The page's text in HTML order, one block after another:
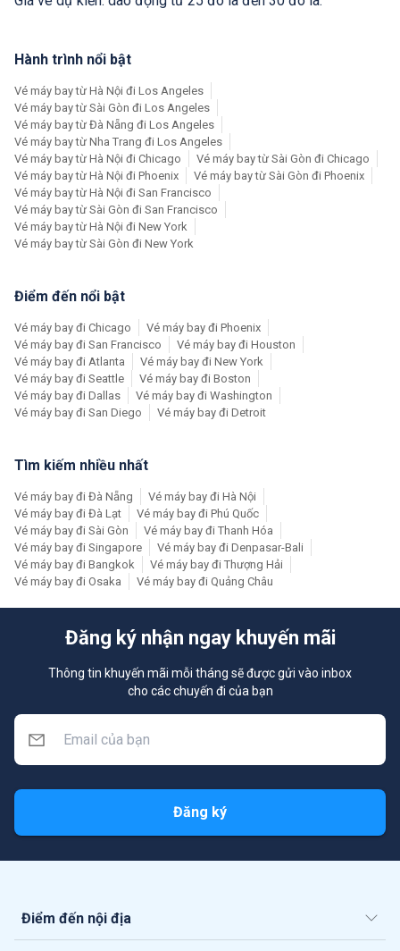
Hành trình nổi bật
Vé máy bay từ Hà Nội đi Los Angeles
Vé máy bay từ Sài Gòn đi Los Angeles
Vé máy bay từ Đà Nẵng đi Los Angeles
Vé máy bay từ Nha Trang đi Los Angeles
Vé máy bay từ Hà Nội đi Chicago
Vé máy bay từ Sài Gòn đi Chicago
Vé máy bay từ Hà Nội đi Phoenix
Vé máy bay từ Sài Gòn đi Phoenix
Vé máy bay từ Hà Nội đi San Francisco
Vé máy bay từ Sài Gòn đi San Francisco
Vé máy bay từ Hà Nội đi New York
Vé máy bay từ Sài Gòn đi New York
Điểm đến nổi bật
Vé máy bay đi Chicago
Vé máy bay đi Phoenix
Vé máy bay đi San Francisco
Vé máy bay đi Houston
Vé máy bay đi Atlanta
Vé máy bay đi New York
Vé máy bay đi Seattle
Vé máy bay đi Boston
Vé máy bay đi Dallas
Vé máy bay đi Washington
Vé máy bay đi San Diego
Vé máy bay đi Detroit
Tìm kiếm nhiều nhất
Vé máy bay đi Đà Nẵng
Vé máy bay đi Hà Nội
Vé máy bay đi Đà Lạt
Vé máy bay đi Phú Quốc
Vé máy bay đi Sài Gòn
Vé máy bay đi Thanh Hóa
Vé máy bay đi Singapore
Vé máy bay đi Denpasar-Bali
Vé máy bay đi Bangkok
Vé máy bay đi Thượng Hải
Vé máy bay đi Osaka
Vé máy bay đi Quảng Châu
Đăng ký nhận ngay khuyến mãi
Thông tin khuyến mãi mỗi tháng sẽ được gửi vào inbox
cho các chuyến đi của bạn
Đăng ký
Điểm đến nội địa